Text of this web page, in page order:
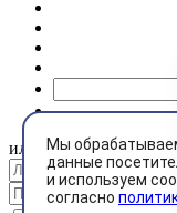
Мы
данные
и используем
согласно
или